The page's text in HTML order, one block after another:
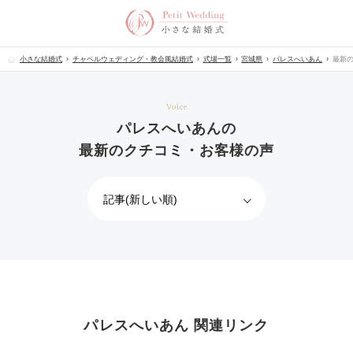
小さな結婚式 チャペルウェディング・教会風結婚式 式場一覧 宮城県 パレスへいあん 最新
Voice
パレスへいあんの
最新のクチコミ・お客様の声
パレスへいあん 関連リンク